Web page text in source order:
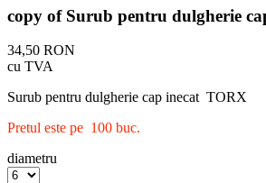
copy of Surub pentru dulgherie
34,50 RON
cu TVA
Surub pentru dulgherie cap inecat TORX
Pretul este pe 100 buc.
diametru